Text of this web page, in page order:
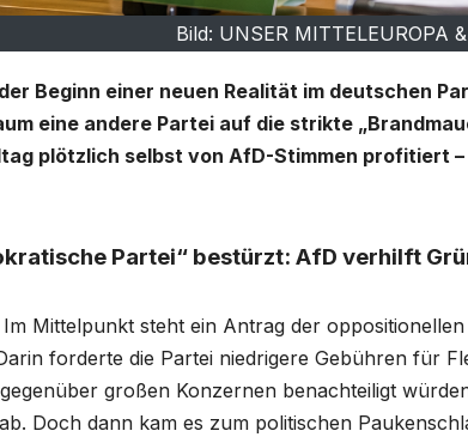
Bild: UNSER MITTELEUROPA
Beginn einer neuen Realität im deutschen
eine andere Partei auf die strikte
plötzlich selbst von AfD-Stimmen profitiert
Partei“ bestürzt: AfD verhilft
Im Mittelpunkt steht ein Antrag der
forderte die Partei niedrigere Gebühren für
großen Konzernen benachteiligt
Doch dann kam es zum politischen